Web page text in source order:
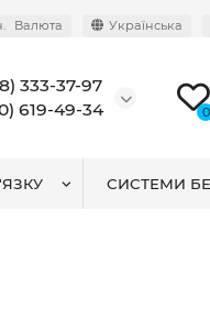
Валюта Українська
333-37-97
619-49-34
0
СИСТЕМИ